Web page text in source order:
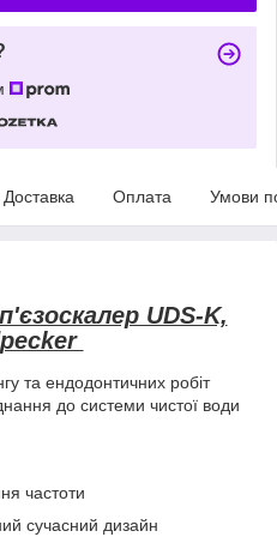
Доставка Оплата Умови
UDS-K,
та ендодонтичних робіт
до системи чистої води
частоти
сучасний дизайн